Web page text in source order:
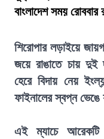
বাংলাদেশ সময়
শিরোপার লড়াইয়ে
জয়ে রাঙাতে চায় দুই
হেরে বিদায় নেয়
ফাইনালের স্বপ্ন ভেঙে
এই ম্যাচে